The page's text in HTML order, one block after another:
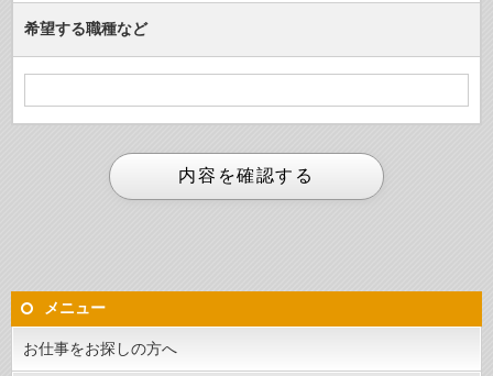
希望する職種など
メニュー
お仕事をお探しの方へ